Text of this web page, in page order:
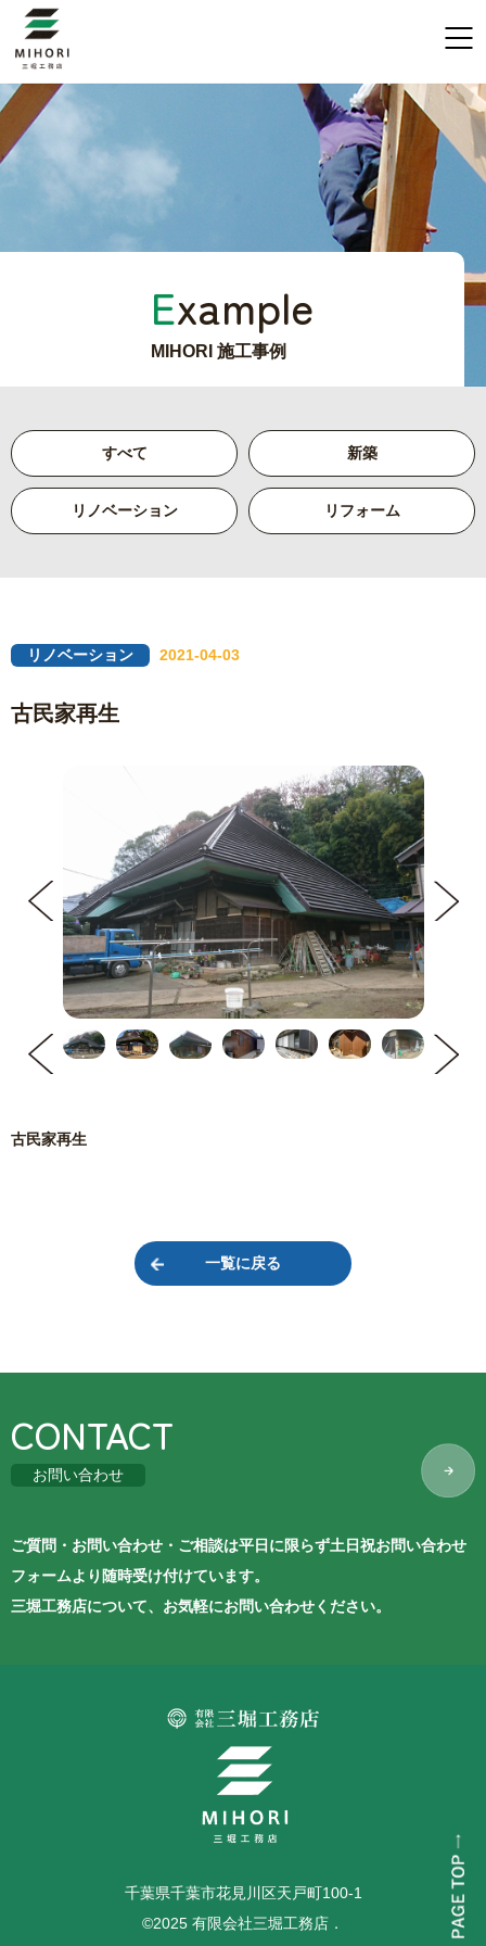
Example
MIHORI 施工事例
すべて 新築
リノベーション リフォーム
リノベーション 2021-04-03
古民家再生
古民家再生
一覧に戻る
CONTACT
お問い合わせ
ご質問・お問い合わせ・ご相談は平日に限らず土日祝お問い合わせ
フォームより随時受け付けています。
三堀工務店について、お気軽にお問い合わせください。
千葉県千葉市花見川区天戸町100-1
©2025 有限会社三堀工務店．